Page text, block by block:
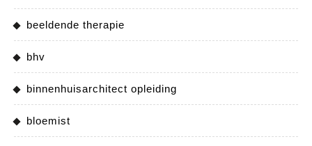
beeldende therapie
bhv
binnenhuisarchitect opleiding
bloemist